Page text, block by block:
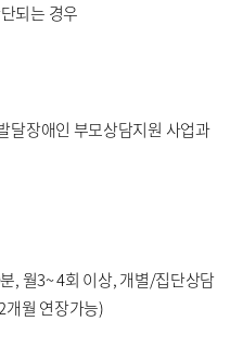
되는 경우
달장애인 부모상담지원 사업과
, 월3~ 4회 이상, 개별/집단상담
개월 연장가능)